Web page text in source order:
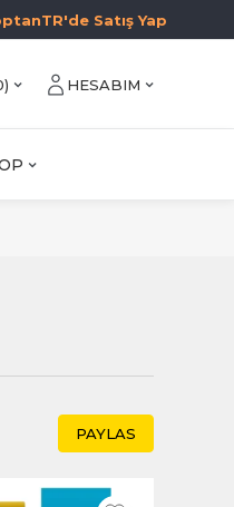
Satış Yap
) HESABIM
PAYLAS